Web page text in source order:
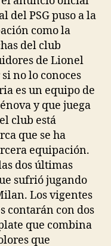
del PSG puso a la
como la
del club
de Lionel
no lo conoces
es un equipo de
y que juega
club está
que se ha
equipación.
dos últimas
sufrió jugando
Los vigentes
contarán con dos
que combina
que